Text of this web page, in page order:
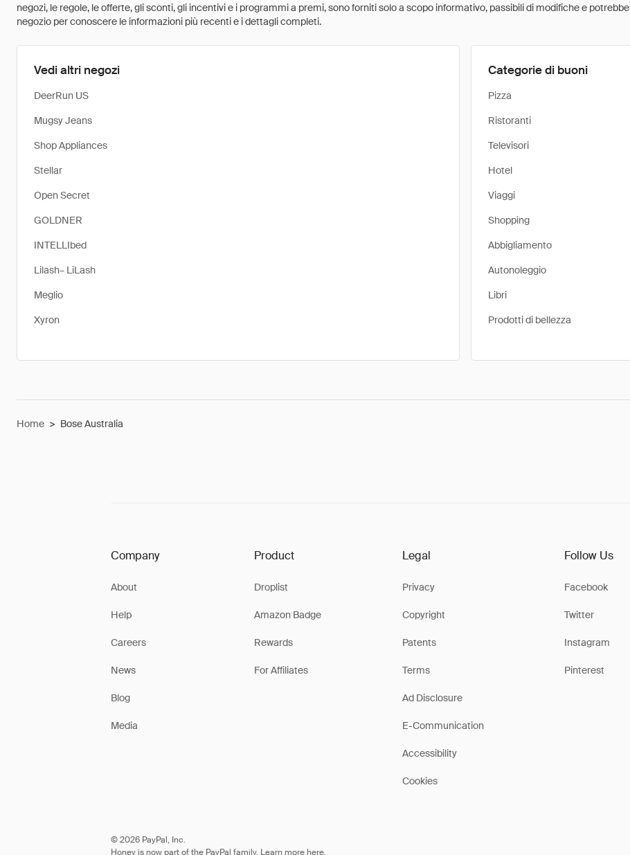
negozi, le regole, le offerte, gli sconti, gli incentivi e i programmi a premi, sono forniti solo a scopo informativo, passibili di modifiche e
negozio per conoscere le informazioni più recenti e i dettagli completi.
Vedi altri negozi
DeerRun US
Mugsy Jeans
Shop Appliances
Stellar
Open Secret
GOLDNER
INTELLIbed
Lilash– LiLash
Meglio
Xyron
Categorie di buoni
Pizza
Ristoranti
Televisori
Hotel
Viaggi
Shopping
Abbigliamento
Autonoleggio
Libri
Prodotti di bellezza
Home > Bose Australia
Company
About
Help
Careers
News
Blog
Media
Product
Droplist
Amazon Badge
Rewards
For Affiliates
Legal
Privacy
Copyright
Patents
Terms
Ad Disclosure
E-Communication
Accessibility
Cookies
Follow Us
Facebook
Twitter
Instagram
Pinterest
© 2026 PayPal, Inc.
Honey is now part of the PayPal family. Learn more here.